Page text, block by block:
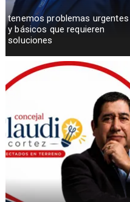
tenemos problemas urgentes
y básicos que requieren
soluciones